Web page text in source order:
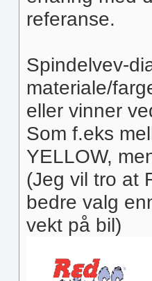
referanse.
Spindelvev-
materiale/
eller vinner
Som f.eks
YELLOW,
(Jeg vil tro at
bedre valg
vekt på bil)